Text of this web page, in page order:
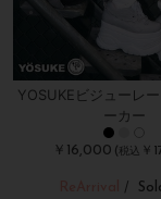
YOSUKEビジューレ
ーカー
￥16,000 (税込 ￥
/